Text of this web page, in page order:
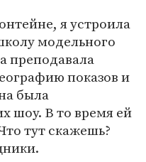
я устроила
модельного
преподавала
показов и
была
шоу. В то время ей
тут скажешь?